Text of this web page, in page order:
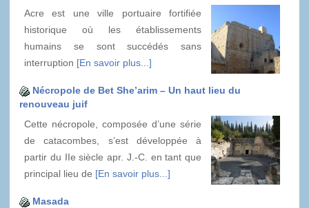
Acre est une ville portuaire fortifiée
historique où les établissements
humains se sont succédés sans
interruption [En savoir plus...]
Nécropole de Bet She’arim – Un haut lieu du
renouveau juif
Cette nécropole, composée d’une série
de catacombes, s’est développée à
partir du IIe siècle apr. J.-C. en tant que
principal lieu de [En savoir plus...]
Masada